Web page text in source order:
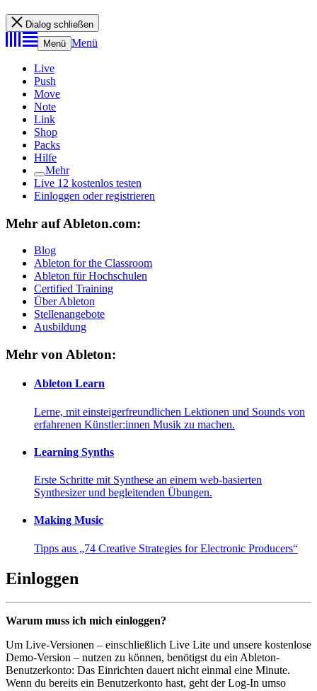
Dialog schließen
Menü Menü
Live
Push
Move
Note
Link
Shop
Packs
Hilfe
Mehr
Live 12 kostenlos testen
Einloggen oder registrieren
Mehr auf Ableton.com:
Blog
Ableton for the Classroom
Ableton für Hochschulen
Certified Training
Über Ableton
Stellenangebote
Ausbildung
Mehr von Ableton:
Ableton Learn
Lerne, mit einsteigerfreundlichen Lektionen und Sounds von
erfahrenen Künstler:innen Musik zu machen.
Learning Synths
Erste Schritte mit Synthese an einem web-basierten
Synthesizer und begleitenden Übungen.
Making Music
Tipps aus „74 Creative Strategies for Electronic Producers“
Einloggen
Warum muss ich mich einloggen?
Um Live-Versionen – einschließlich Live Lite und unsere kostenlose
Demo-Version – nutzen zu können, benötigst du ein Ableton-
Benutzerkonto: Das Einrichten dauert nicht einmal eine Minute.
Wenn du bereits ein Benutzerkonto hast, geht der Log-In umso